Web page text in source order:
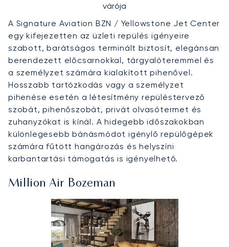
várója
A Signature Aviation BZN / Yellowstone Jet Center
egy kifejezetten az üzleti repülés igényeire
szabott, barátságos terminált biztosít, elegánsan
berendezett előcsarnokkal, tárgyalóteremmel és
a személyzet számára kialakított pihenővel.
Hosszabb tartózkodás vagy a személyzet
pihenése esetén a létesítmény repüléstervező
szobát, pihenőszobát, privát olvasótermet és
zuhanyzókat is kínál. A hidegebb időszakokban
különlegesebb bánásmódot igénylő repülőgépek
számára fűtött hangározás és helyszíni
karbantartási támogatás is igényelhető.
Million Air Bozeman